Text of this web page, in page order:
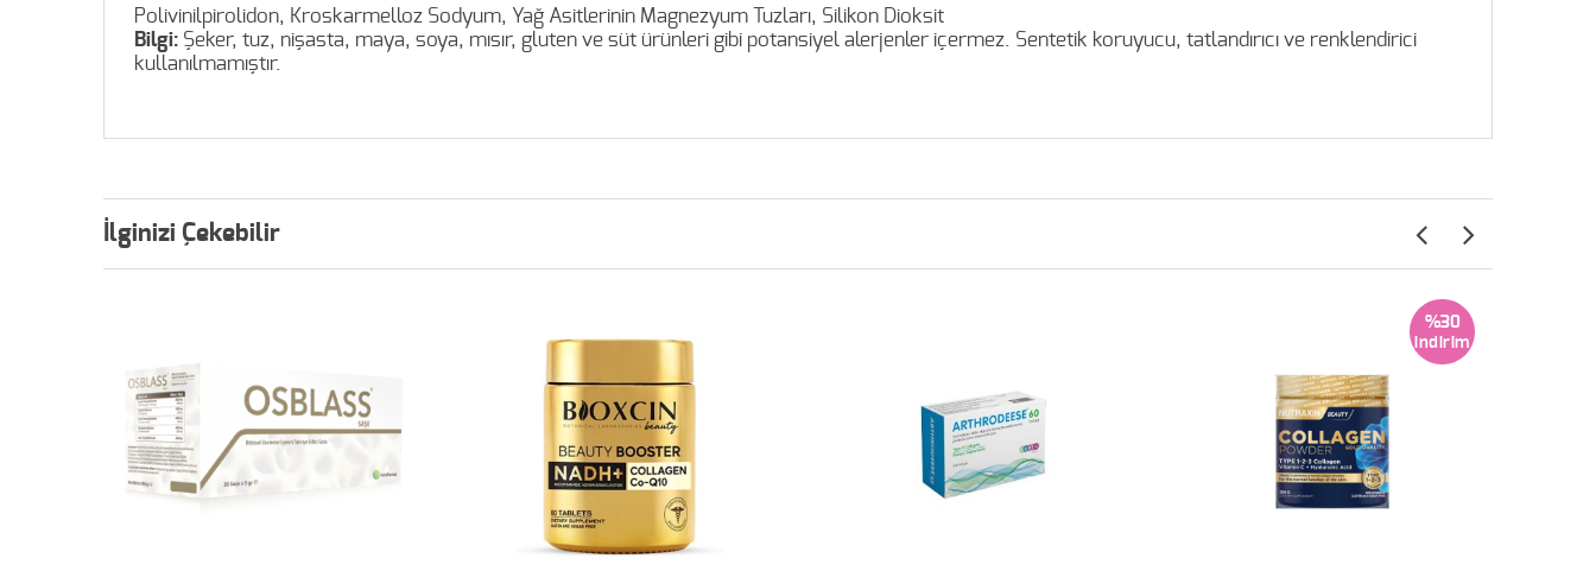
Polivinilpirolidon, Kroskarmelloz Sodyum, Yağ Asitlerinin Magnezyum Tuzları, Silikon Dioksit
Bilgi: Şeker, tuz, nişasta, maya, soya, mısır, gluten ve süt ürünleri gibi potansiyel alerjenler içermez. Sentetik koruyucu, tatlandırıcı ve renklendirici
kullanılmamıştır.
İlginizi Çekebilir
%30